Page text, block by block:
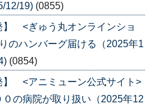
12/19) (0855)
】 <ぎゅう丸オンラインショ
のハンバーグ届ける（2025年1
(0854)
】 <アニミューン公式サイト>
の病院が取り扱い（2025年12